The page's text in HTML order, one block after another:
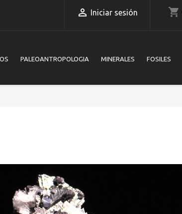
 Iniciar sesión shopping_cart
PALEOANTROPOLOGIA MINERALES FOSILES